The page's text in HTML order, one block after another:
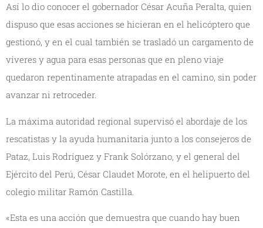
Así lo dio conocer el gobernador César Acuña Peralta, quien
dispuso que esas acciones se hicieran en el helicóptero que
gestionó, y en el cual también se trasladó un cargamento de
víveres y agua para esas personas que en pleno viaje
quedaron repentinamente atrapadas en el camino, sin poder
avanzar ni retroceder.
La máxima autoridad regional supervisó el abordaje de los
rescatistas y la ayuda humanitaria junto a los consejeros de
Pataz, Luis Rodríguez y Frank Solórzano, y el general del
Ejército del Perú, César Claudet Morote, en el helipuerto del
colegio militar Ramón Castilla.
«Esta es una acción que demuestra que cuando hay buen